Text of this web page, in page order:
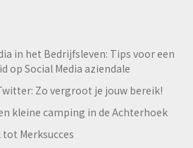
in het Bedrijfsleven: Tips voor een
op Social Media aziendale
Zo vergroot je jouw bereik!
kleine camping in de Achterhoek
Merksucces